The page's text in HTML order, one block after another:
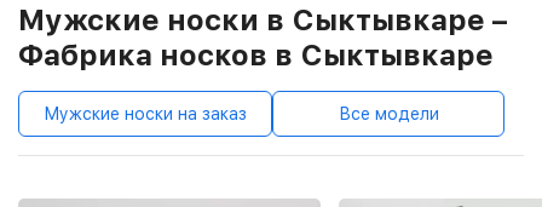
Мужские носки в Сыктывкаре –
Фабрика носков в Сыктывкаре
Мужские носки на заказ Все модели